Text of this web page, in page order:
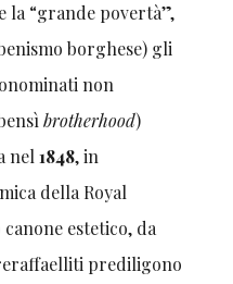
la “grande povertà”,
borghese) gli
non
brotherhood)
nel1848, in
della Royal
estetico, da
prediligono